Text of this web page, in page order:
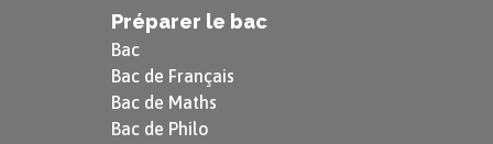
Préparer le bac
Bac
Bac de Français
Bac de Maths
Bac de Philo